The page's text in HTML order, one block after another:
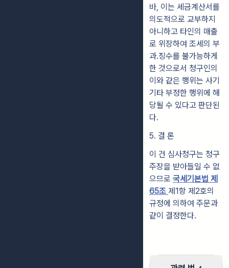
바, 이 는 세금계산서를
의도적으로 교부하지
아니하고 타인의 매출
로 위장하여 조세의 부
과․징수를 불가능하게
한 것으로서 청구인의
이와 같은 행위는 사기
기타 부정한 행위에 해
당될 수 있다고 판단된
다.
5. 결 론
이 건 심사청구는 청구
주장을 받아들일 수 없
으므로 국세기본법 제
65조 제 1항 제2호의
규정에 의하여 주문과
같이 결정한다.